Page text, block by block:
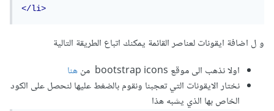
</li>
و ل اضافة ايقونات لعناصر القائمة يمكنك اتباع الطريقة التالية
اولا نذهب الى موقع bootstrap icons من
هنا
نختار الايقونات التي تعجبنا ونقوم بالضغط عليها لنحصل على الكود
الخاص بها الذي يشبه هذا